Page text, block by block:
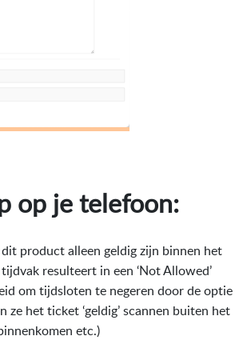
op je telefoon:
product alleen geldig zijn binnen het
resulteert in een ‘Not Allowed’
om tijdsloten te negeren door de optie
ze het ticket ‘geldig’ scannen buiten het
etc.)